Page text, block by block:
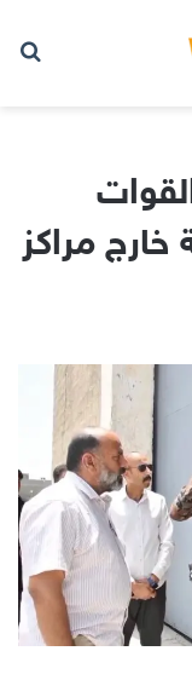
خارج مراكز